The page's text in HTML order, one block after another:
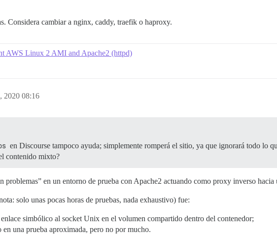
Considera cambiar a nginx, caddy, traefik o haproxy.
AWS Linux 2 AMI and Apache2 (httpd)
2020 08:16
en Discourse tampoco ayuda; simplemente romperá el sitio, ya que ignorará todo lo
contenido mixto?
problemas” en un entorno de prueba con Apache2 actuando como proxy inverso
solo unas pocas horas de pruebas, nada exhaustivo) fue:
simbólico al socket Unix en el volumen compartido dentro del contenedor;
una prueba aproximada, pero no por mucho.